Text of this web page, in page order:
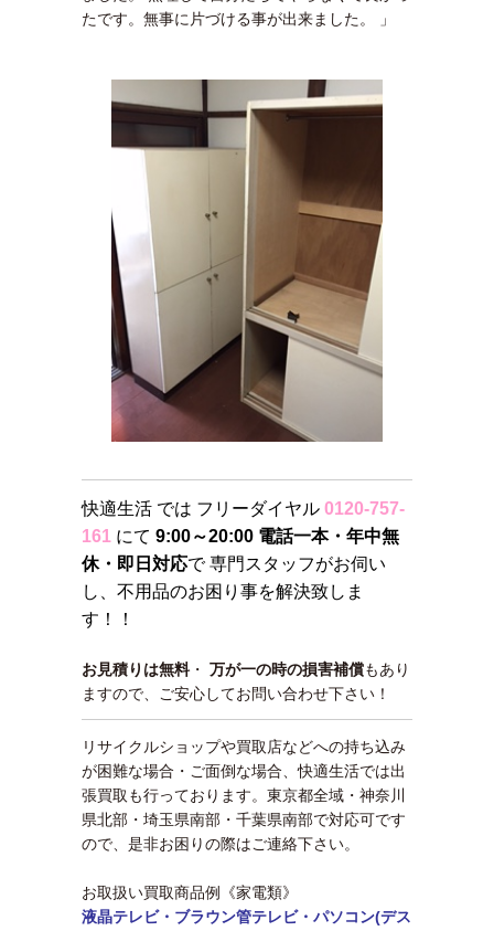
たです。無事に片づける事が出来ました。 」
快適生活 では フリーダイヤル 0120-757-
161 にて 9:00～20:00 電話一本・年中無
休・即日対応で 専門スタッフがお伺い
し、不用品のお困り事を解決致しま
す！！
お見積りは無料・ 万が一の時の損害補償もあり
ますので、ご安心してお問い合わせ下さい！
リサイクルショップや買取店などへの持ち込み
が困難な場合・ご面倒な場合、快適生活では出
張買取も行っております。東京都全域・神奈川
県北部・埼玉県南部・千葉県南部で対応可です
ので、是非お困りの際はご連絡下さい。
お取扱い買取商品例《家電類》
液晶テレビ・ブラウン管テレビ・パソコン(デス